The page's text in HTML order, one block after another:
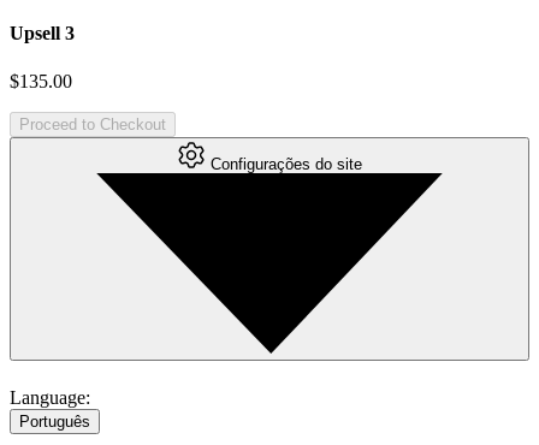
Upsell 3
$135.00
Proceed to Checkout
Configurações do site
Language:
Português